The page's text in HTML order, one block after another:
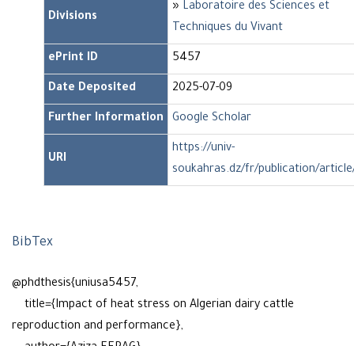
Divisions
» Laboratoire des Sciences et
Techniques du Vivant
ePrint ID 5457
Date Deposited 2025-07-09
Further Information Google Scholar
URI
https://univ-
soukahras.dz/fr/publication/
BibTex
@phdthesis{uniusa5457,
title={Impact of heat stress on Algerian dairy cattle
reproduction and performance},